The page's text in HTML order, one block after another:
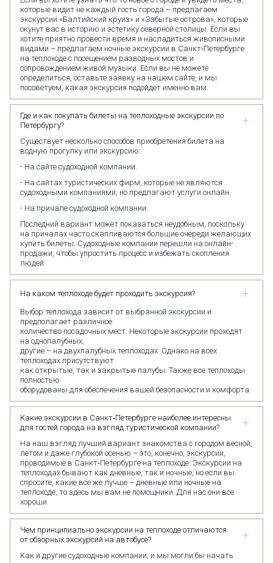
которые видит не каждый гость города – предлагаем
экскурсии «Балтийский круиз» и «Забытые острова», которые
окунут вас в историю и эстетику северной столицы. Если вы
хотите приятно провести время и насладиться живописными
видами – предлагаем ночные экскурсии в Санкт‑Петербурге
на теплоходе с посещением разводных мостов и
сопровождением живой музыки. Если вы не можете
определиться, оставьте заявку на нашем сайте, и мы
посоветуем, какая экскурсия подойдет именно вам.
Где и как покупать билеты на теплоходные экскурсии по
Петербургу?
Существует несколько способов приобретения билета на
водную прогулку или экскурсию:
- На сайте судоходной компании.
- На сайтах туристических фирм, которые не являются
судоходными компаниями, но предлагают услуги онлайн.
- На причале судоходной компании.
Последний вариант может показаться неудобным, поскольку
на причалах часто скапливаются большие очереди желающих
купить билеты. Судоходные компании перешли на онлайн-
продажи, чтобы упростить процесс и избежать скопления
людей.
На каком теплоходе будет проходить экскурсия?
Выбор теплохода зависит от выбранной экскурсии и
предполагает различное
количество посадочных мест. Некоторые экскурсии проходят
на однопалубных,
другие – на двухпалубных теплоходах. Однако на всех
теплоходах присутствуют
как открытые, так и закрытые палубы. Также все теплоходы
полностью
оборудованы для обеспечения вашей безопасности и комфорта.
Какие экскурсии в Санкт‑Петербурге наиболее интересны
для гостей города на взгляд туристической компании?
На наш взгляд лучший вариант знакомства с городом весной,
летом и даже глубокой осенью – это, конечно, экскурсии,
проводимые в Санкт‑Петербурге на теплоходе. Экскурсии на
теплоходах бывают как дневные, так и ночные, но если вы
спросите, какие все же лучше – дневные или ночные на
теплоходе, то здесь мы вам не помощники. Для нас они все
хороши.
Чем принципиально экскурсии на теплоходе отличаются
от обзорных экскурсий на автобусе?
Как и другие судоходные компании, и мы могли бы начать